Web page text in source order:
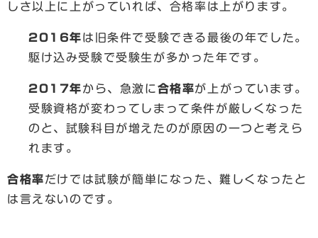
しさ以上に上がっていれば、合格率は上がります。
2016年は旧条件で受験できる最後の年でした。
駆け込み受験で受験生が多かった年です。
2017年から、急激に合格率が上がっています。
受験資格が変わってしまって条件が厳しくなった
のと、試験科目が増えたのが原因の一つと考えら
れます。
合格率だけでは試験が簡単になった、難しくなったと
は言えないのです。